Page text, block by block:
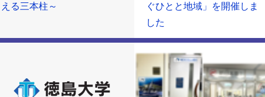
える三本柱～
ぐひとと地域」を開催しま
した